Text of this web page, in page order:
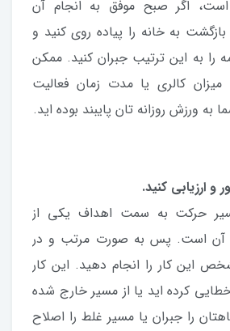
اگر صبح موفق به انجام آن
به خانه را پیاده روی کنید و
را به این ترتیب جبران کنید. ممکن
کالری یا مدت زمان فعالیت
به ورزش روزانه تان پایبند بوده اید.
حرکت به سمت اهداف یکی از
آن است. پس به صورت مرتب و در
این کار را انجام دهید. این کار
کرده اید یا از مسیر خارج شده
را جبران یا مسیر غلط را اصلاح